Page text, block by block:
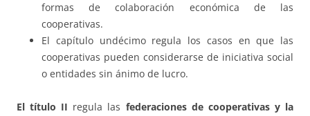
formas de colaboración económica de las
cooperativas.
El capítulo undécimo regula los casos en que las
cooperativas pueden considerarse de iniciativa social
o entidades sin ánimo de lucro.
El título II regula las federaciones de cooperativas y la